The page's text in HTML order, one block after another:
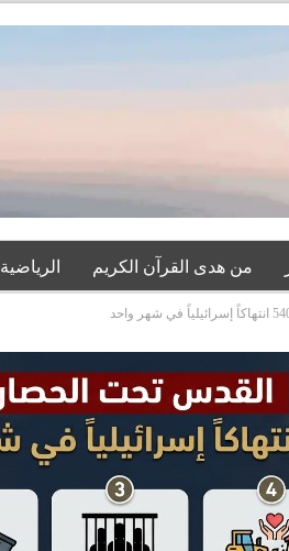
من هدى القرآن الكريم الرياضية